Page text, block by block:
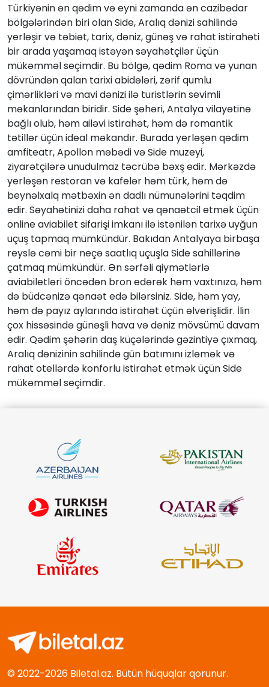
Türkiyənin ən qədim və eyni zamanda ən cazibədar
bölgələrindən biri olan Side, Aralıq dənizi sahilində
yerləşir və təbiət, tarix, dəniz, günəş və rahat istirahəti
bir arada yaşamaq istəyən səyahətçilər üçün
mükəmməl seçimdir. Bu bölgə, qədim Roma və yunan
dövründən qalan tarixi abidələri, zərif qumlu
çimərlikləri və mavi dənizi ilə turistlərin sevimli
məkanlarından biridir. Side şəhəri, Antalya vilayətinə
bağlı olub, həm ailəvi istirahət, həm də romantik
tətillər üçün ideal məkandır. Burada yerləşən qədim
amfiteatr, Apollon məbədi və Side muzeyi,
ziyarətçilərə unudulmaz təcrübə bəxş edir. Mərkəzdə
yerləşən restoran və kafelər həm türk, həm də
beynəlxalq mətbəxin ən dadlı nümunələrini təqdim
edir. Səyahətinizi daha rahat və qənaətcil etmək üçün
online aviabilet sifarişi imkanı ilə istənilən tarixə uyğun
uçuş tapmaq mümkündür. Bakıdan Antalyaya birbaşa
reyslə cəmi bir neçə saatlıq uçuşla Side sahillərinə
çatmaq mümkündür. Ən sərfəli qiymətlərlə
aviabiletləri öncədən bron edərək həm vaxtınıza, həm
də büdcənizə qənaət edə bilərsiniz. Side, həm yay,
həm də payız aylarında istirahət üçün əlverişlidir. İlin
çox hissəsində günəşli hava və dəniz mövsümü davam
edir. Qədim şəhərin daş küçələrində gəzintiyə çıxmaq,
Aralıq dənizinin sahilində gün batımını izləmək və
rahat otellərdə konforlu istirahət etmək üçün Side
mükəmməl seçimdir.
© 2022-2026 Biletal.az. Bütün hüquqlar qorunur.